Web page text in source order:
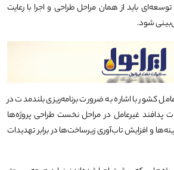
باید از همان مراحل طراحی و اجرا با رعایت
شود.
کشور با اشاره به ضرورت برنامه‌ریزی بلندمدت در
پدافند غیرعامل در مراحل نخست طراحی پروژه‌ها
و افزایش تاب‌آوری زیرساخت‌ها در برابر تهدیدات